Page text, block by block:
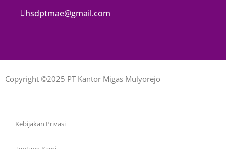
hsdptmae@gmail.com
Copyright ©2025 PT Kantor Migas Mulyorejo
Kebijakan Privasi